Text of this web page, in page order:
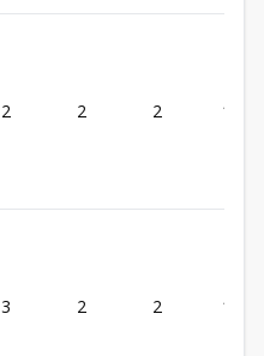
2 2 2 100
3 2 2 170